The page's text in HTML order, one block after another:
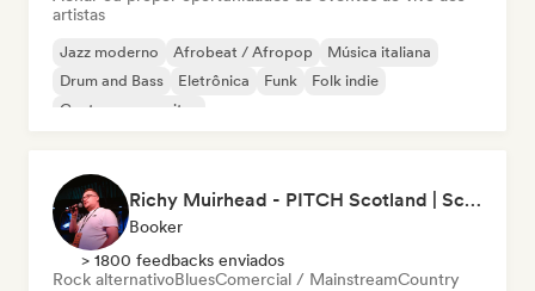
artistas
Jazz moderno Afrobeat / Afropop
Música italiana
Drum and Bass
Eletrônica Funk
Folk indie
Cantor-compositor
Richy Muirhead - PITCH Scotland | Scottish Alternative Music Awards (SAMA)
Booker
> 1800 feedbacks enviados
Rock alternativoBluesComercial / MainstreamCountry